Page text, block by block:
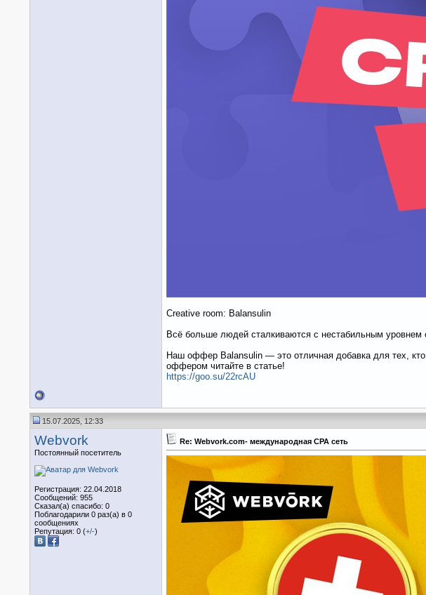
Creative room: Balansulin
Всё больше людей сталкиваются с нестабильным
Наш оффер Balansulin — это отличная добавка для тех,
оффером читайте в статье!
https://goo.su/22rcAU
15.07.2025, 12:33
Webvork
Постоянный посетитель
Регистрация: 22.04.2018
Сообщений: 955
Сказал(а) спасибо: 0
Поблагодарили 0 раз(а) в 0
сообщениях
Репутация: 0 (+/-)
Re: Webvork.com- международная СРА сеть